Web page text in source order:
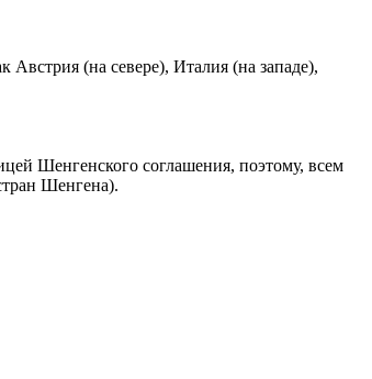
(на севере), Италия (на западе),
Шенгенского соглашения, поэтому, всем
Шенгена).